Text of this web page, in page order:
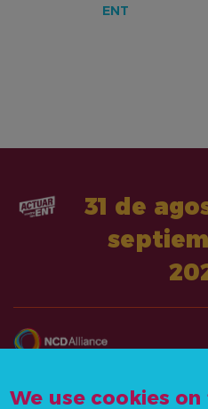
ENT
31 de
info@actonncds.org
We use cookies